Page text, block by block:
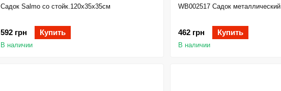
Садок Salmo со стойк.120х35х35см
592 грн Купить
В наличии
WB002517 Садок металлический
462 грн Купить
В наличии